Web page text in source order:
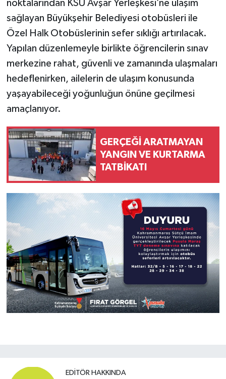
noktalarından KSÜ Avşar Yerleşkesi’ne ulaşım
sağlayan Büyükşehir Belediyesi otobüsleri ile
Özel Halk Otobüslerinin sefer sıklığı artırılacak.
Yapılan düzenlemeyle birlikte öğrencilerin sınav
merkezine rahat, güvenli ve zamanında ulaşmaları
hedeflenirken, ailelerin de ulaşım konusunda
yaşayabileceği yoğunluğun önüne geçilmesi
amaçlanıyor.
GERÇEĞİ ARATMAYAN
YANGIN VE KURTARMA
TATBİKATI
EDITÖR HAKKINDA